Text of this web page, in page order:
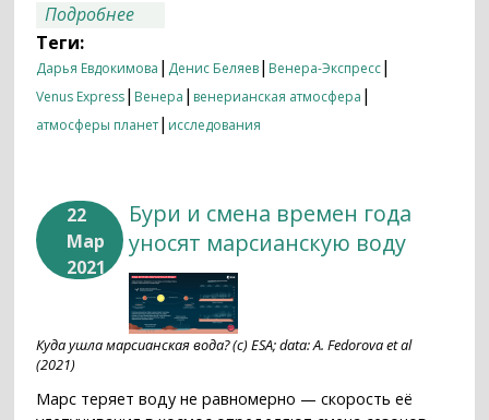
Подробнее
Теги:
Дарья Евдокимова | Денис Беляев| Венера-Экспресс|
Venus Express| Венера | венерианская атмосфера |
атмосферы планет| исследования
22
Мар
2021
Бури и смена времен года
уносят марсианскую воду
Куда ушла марсианская вода? (с) ESA; data: A. Fedorova et al
(2021)
Марс теряет воду не равномерно — скорость её